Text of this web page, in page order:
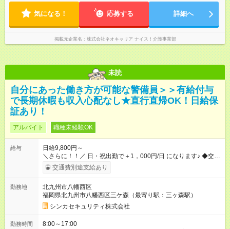
気になる！ 応募する 詳細へ
掲載元企業名 株式会社ネオキャリア ナイス！介護事業部
未読
自分にあった働き方が可能な警備員＞＞有給付与
で長期休暇も収入心配なし★直行直帰OK！日給保
証あり！
アルバイト 職種未経験OK
給与
日給9,800円～
＼さらに！！／ 日・祝出勤で＋1，000円/日 になります♪ ◆交通
費支給あり ※規定あり ◆賞与あり ※規定あり ◆資格手当あり
◆最大15万円の定着支援制度あり ◆面接交通費3000円支給 ◆精
を除く ◆ファミリーサポートあり ┗障害をもつ子を育てる社員に
月1万円 ◆チャイルドサポートプランあり ┗自身/妻が不妊治療を
している社員に対し、 特別休暇と治療費の補助 【試用期間】
試用期間あり 試用期間の長さ：3ヶ月 雇用形態、給与は本採用
時と同じです。
交通費別途支給あり
勤務地
北九州市八幡西区
福岡県北九州市八幡西区三ケ森（最寄り駅：三ヶ森駅）
シンカセキュリティ株式会社
勤務時間
8:00～17:00